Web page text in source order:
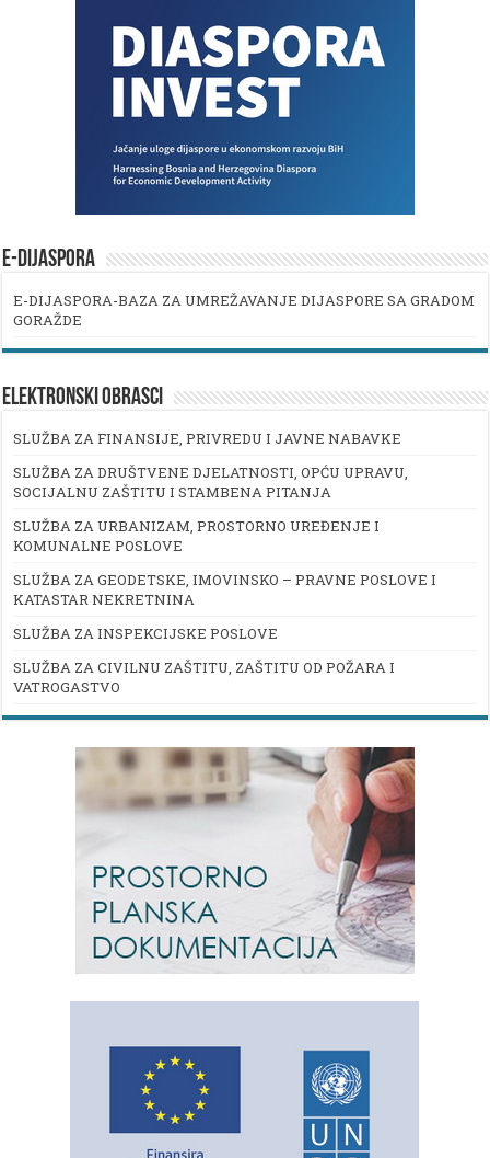
E-DIJASPORA
E-DIJASPORA-BAZA ZA UMREŽAVANJE DIJASPORE SA GRADOM
GORAŽDE
ELEKTRONSKI OBRASCI
SLUŽBA ZA FINANSIJE, PRIVREDU I JAVNE NABAVKE
SLUŽBA ZA DRUŠTVENE DJELATNOSTI, OPĆU UPRAVU,
SOCIJALNU ZAŠTITU I STAMBENA PITANJA
SLUŽBA ZA URBANIZAM, PROSTORNO UREĐENJE I
KOMUNALNE POSLOVE
SLUŽBA ZA GEODETSKE, IMOVINSKO – PRAVNE POSLOVE I
KATASTAR NEKRETNINA
SLUŽBA ZA INSPEKCIJSKE POSLOVE
SLUŽBA ZA CIVILNU ZAŠTITU, ZAŠTITU OD POŽARA I
VATROGASTVO